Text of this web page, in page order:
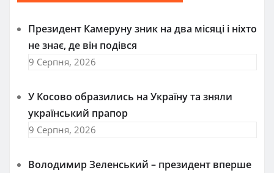
Президент Камеруну зник на два місяці і ніхто
не знає, де він подівся
9 Серпня, 2026
У Косово образились на Україну та зняли
український прапор
9 Серпня, 2026
Володимир Зеленський – президент вперше